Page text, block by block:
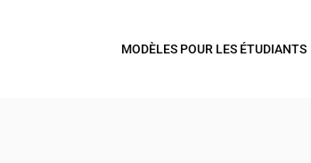
MODÈLES POUR LES ÉTUDIANTS